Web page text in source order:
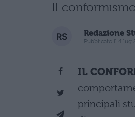
Il
Redazione
Pubblicato il 4 lug
IL
principali